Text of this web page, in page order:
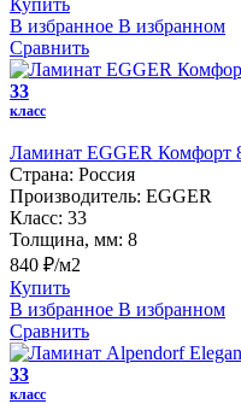
В избранное В избранном
Сравнить
33
класс
Ламинат EGGER Комфорт
Страна: Россия
Производитель: EGGER
Класс: 33
Толщина, мм: 8
840 ₽/м2
Купить
В избранное В избранном
Сравнить
33
класс